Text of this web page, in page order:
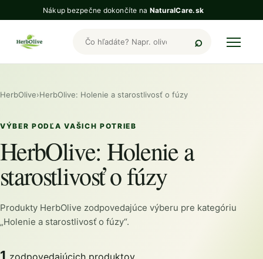
Nákup bezpečne dokončíte na NaturalCare.sk
Hľadať produkty HerbOlive
HerbOlive›HerbOlive: Holenie a starostlivosť o fúzy
VÝBER PODĽA VAŠICH POTRIEB
HerbOlive: Holenie a
starostlivosť o fúzy
Produkty HerbOlive zodpovedajúce výberu pre kategóriu
„Holenie a starostlivosť o fúzy“.
1 zodpovedajúcich produktov